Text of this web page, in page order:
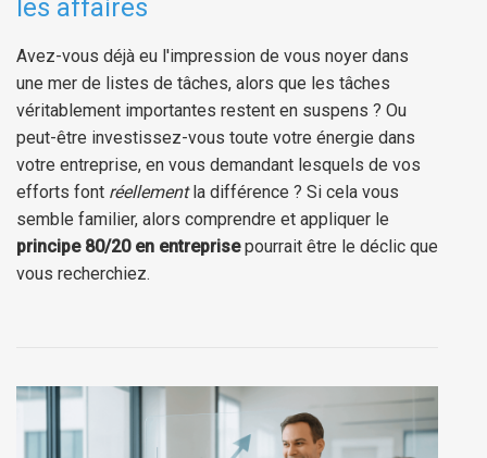
les affaires
Avez-vous déjà eu l'impression de vous noyer dans
une mer de listes de tâches, alors que les tâches
véritablement importantes restent en suspens ? Ou
peut-être investissez-vous toute votre énergie dans
votre entreprise, en vous demandant lesquels de vos
efforts font réellementla différence ? Si cela vous
semble familier, alors comprendre et appliquer le
principe 80/20 en entreprisepourrait être le déclic que
vous recherchiez.